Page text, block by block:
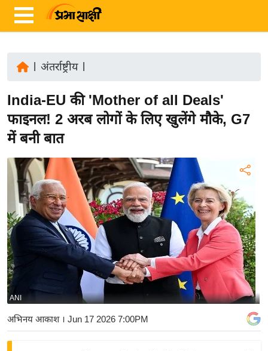
ज़ा
ख
ब
र
रा
ष्ट्री
य
अं
ष्ट्री
बि
ज़
ने
अंतर्राष्ट्रीय|
India-EU की 'Mother of all Deals'
फाइनल! 2 अरब लोगों के लिए खुलेंगे मौके, G7
में बनी बात
ANI
अभिनय आकाश। Jun 17 2026 7:00PM